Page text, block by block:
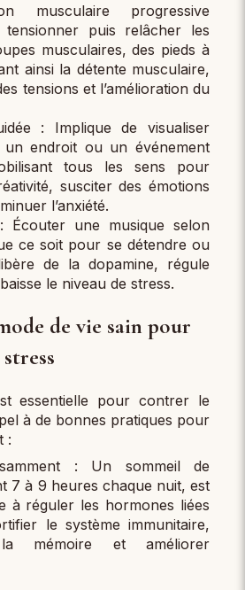
musculaire progressive
puis relâcher les
musculaires, des pieds à
ainsi la détente musculaire,
tensions et l’amélioration du
: Implique de visualiser
un endroit ou un événement
tous les sens pour
susciter des émotions
l’anxiété.
Écouter une musique selon
ce soit pour se détendre ou
de la dopamine, régule
le niveau de stress.
de vie sain pour
essentielle pour contrer le
à de bonnes pratiques pour
:
: Un sommeil de
7 à 9 heures chaque nuit, est
à réguler les hormones liées
le système immunitaire,
mémoire et améliorer